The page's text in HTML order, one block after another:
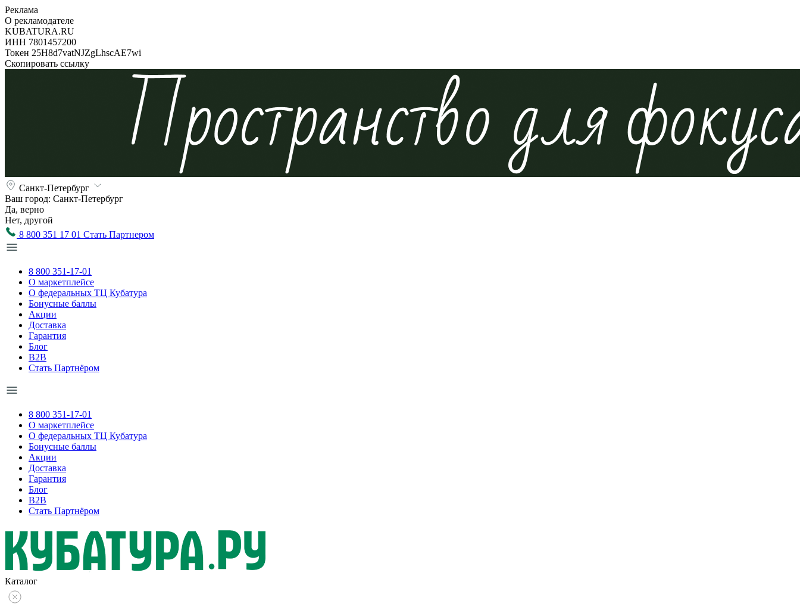
Реклама
О рекламодателе
KUBATURA.RU
ИНН 7801457200
Токен 25H8d7vatNJZgLhscAE7wi
Скопировать ссылку
Санкт-Петербург
Ваш город: Санкт-Петербург
Да, верно
Нет, другой
8 800 351 17 01 Стать Партнером
8 800 351-17-01
О маркетплейсе
О федеральных ТЦ Кубатура
Бонусные баллы
Акции
Доставка
Гарантия
Блог
B2B
Стать Партнёром
8 800 351-17-01
О маркетплейсе
О федеральных ТЦ Кубатура
Бонусные баллы
Акции
Доставка
Гарантия
Блог
B2B
Стать Партнёром
Каталог